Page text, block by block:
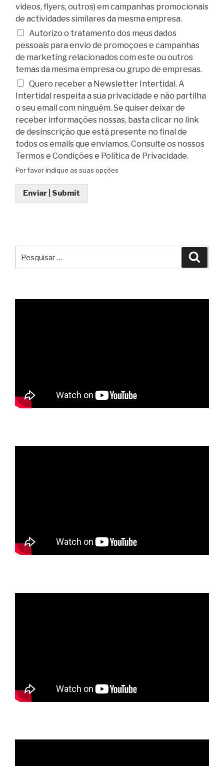
videos, flyers, outros) em campanhas promocionais
de actividades similares da mesma empresa.
Autorizo o tratamento dos meus dados
pessoais para envio de promoçoes e campanhas
de marketing relacionados com este ou outros
temas da mesma empresa ou grupo de empresas.
Quero receber a Newsletter Intertidal. A
Intertidal respeita a sua privacidade e não partilha
o seu email com ninguém. Se quiser deixar de
receber informações nossas, basta clicar no link
de desinscrição que está presente no final de
todos os emails que enviamos. Consulte os nossos
Termos e Condições e Política de Privacidade.
Por favor indique as suas opções
Enviar | Submit
por: